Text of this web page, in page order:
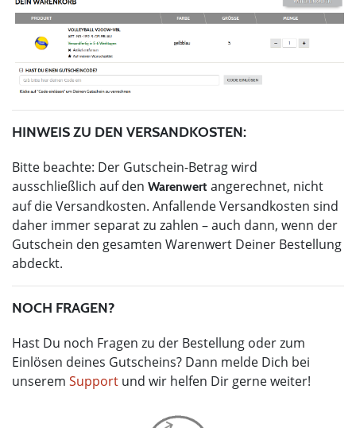
HINWEIS ZU DEN VERSANDKOSTEN:
Bitte beachte: Der Gutschein-Betrag wird
ausschließlich auf den Warenwert angerechnet, nicht
auf die Versandkosten. Anfallende Versandkosten sind
daher immer separat zu zahlen – auch dann, wenn der
Gutschein den gesamten Warenwert Deiner Bestellung
abdeckt.
NOCH FRAGEN?
Hast Du noch Fragen zu der Bestellung oder zum
Einlösen deines Gutscheins? Dann melde Dich bei
unserem Support und wir helfen Dir gerne weiter!